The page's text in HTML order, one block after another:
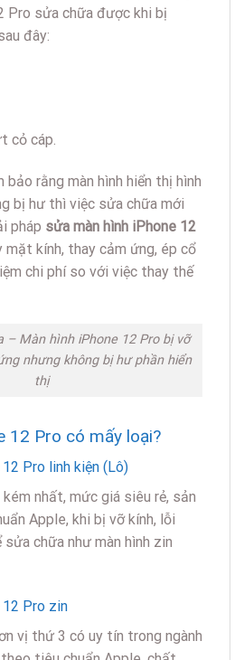
Pro sửa chữa được khi bị
đây:
cỏ cáp.
bảo rằng màn hình hiển thị hình
bị hư thì việc sửa chữa mới
pháp sửa màn hình iPhone 12
mặt kính, thay cảm ứng, ép cổ
chi phí so với việc thay thế
– Màn hình iPhone 12 Pro bị vỡ
nhưng không bị hư phần hiển
thị
12 Pro có mấy loại?
Pro linh kiện (Lô)
nhất, mức giá siêu rẻ, sản
Apple, khi bị vỡ kính, lỗi
chữa như màn hình zin
12 Pro zin
vị thứ 3 có uy tín trong ngành